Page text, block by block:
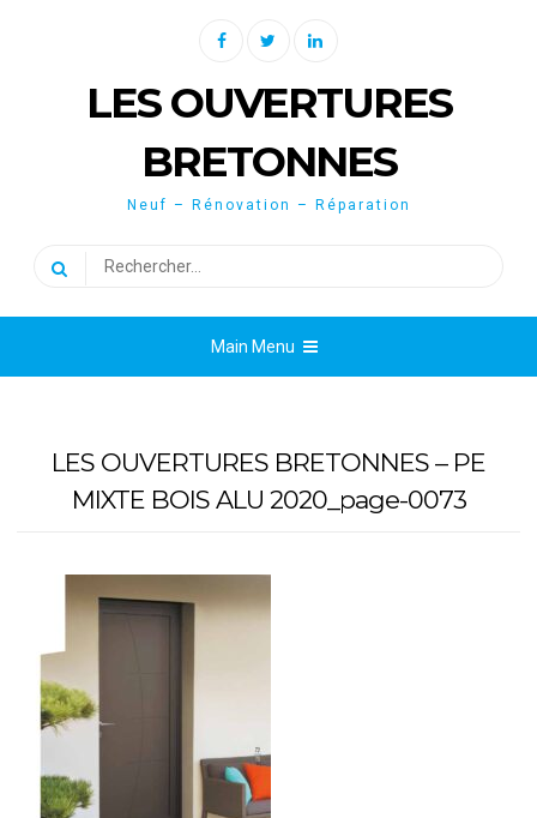
FacebookTwitterLinkedin
LES OUVERTURES
BRETONNES
Neuf – Rénovation – Réparation
Rechercher :
Main Menu
LES OUVERTURES BRETONNES – PE
MIXTE BOIS ALU 2020_page-0073